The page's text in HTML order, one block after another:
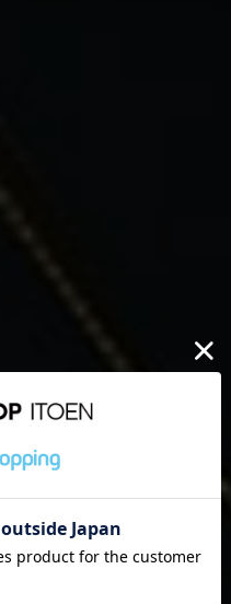
ていること
も 高品質なお茶を、
へ、お届けする。
使命です。